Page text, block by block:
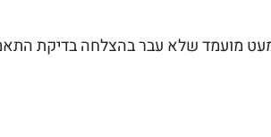
מועמד שלא עבר בהצלחה בדיקת